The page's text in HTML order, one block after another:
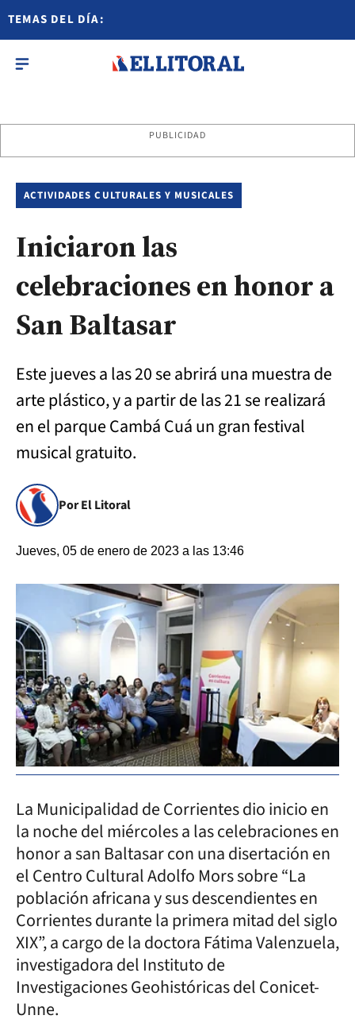
TEMAS DEL DÍA:
PUBLICIDAD
ACTIVIDADES CULTURALES Y MUSICALES
Iniciaron las
celebraciones en honor a
San Baltasar
Este jueves a las 20 se abrirá una muestra de
arte plástico, y a partir de las 21 se realizará
en el parque Cambá Cuá un gran festival
musical gratuito.
Por El Litoral
Jueves, 05 de enero de 2023 a las 13:46
La Municipalidad de Corrientes dio inicio en
la noche del miércoles a las celebraciones en
honor a san Baltasar con una disertación en
el Centro Cultural Adolfo Mors sobre “La
población africana y sus descendientes en
Corrientes durante la primera mitad del siglo
XIX”, a cargo de la doctora Fátima Valenzuela,
investigadora del Instituto de
Investigaciones Geohistóricas del Conicet-
Unne.